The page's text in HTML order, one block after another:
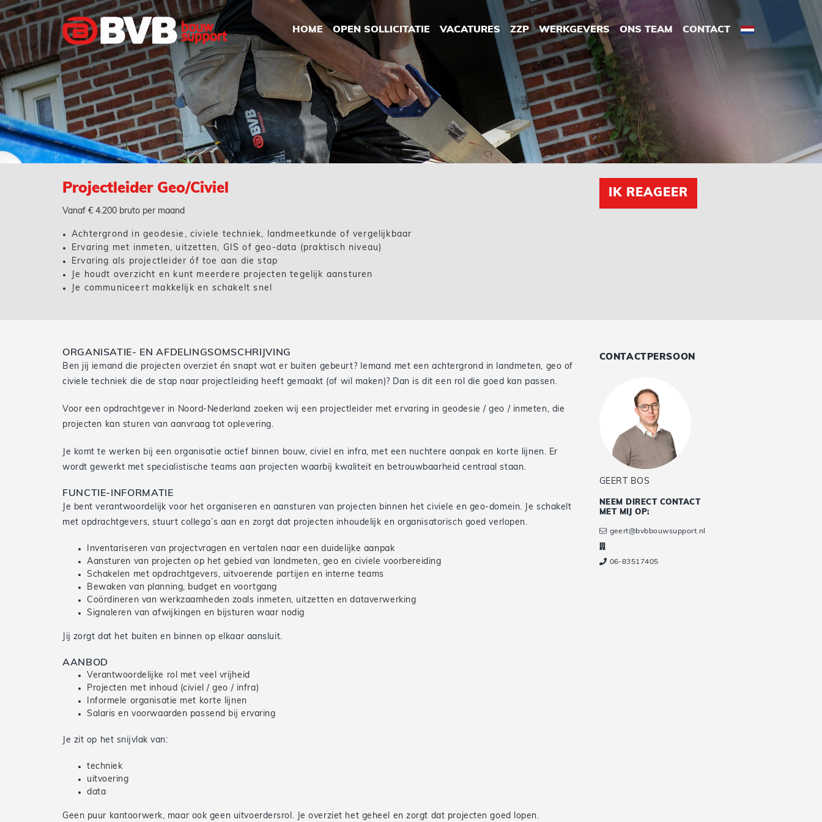
HOME OPEN SOLLICITATIE VACATURES ZZP WERKGEVERS ONS TEAM CONTACT
Projectleider Geo/Civiel
Vanaf € 4.200 bruto per maand
Achtergrond in geodesie, civiele techniek, landmeetkunde of vergelijkbaar
Ervaring met inmeten, uitzetten, GIS of geo-data (praktisch niveau)
Ervaring als projectleider óf toe aan die stap
Je houdt overzicht en kunt meerdere projecten tegelijk aansturen
Je communiceert makkelijk en schakelt snel
IK REAGEER
ORGANISATIE- EN AFDELINGSOMSCHRIJVING
Ben jij iemand die projecten overziet én snapt wat er buiten gebeurt? Iemand met een achtergrond in landmeten, geo of
civiele techniek die de stap naar projectleiding heeft gemaakt (of wil maken)? Dan is dit een rol die goed kan passen.
Voor een opdrachtgever in Noord-Nederland zoeken wij een projectleider met ervaring in geodesie / geo / inmeten, die
projecten kan sturen van aanvraag tot oplevering.
Je komt te werken bij een organisatie actief binnen bouw, civiel en infra, met een nuchtere aanpak en korte lijnen. Er
wordt gewerkt met specialistische teams aan projecten waarbij kwaliteit en betrouwbaarheid centraal staan.
FUNCTIE-INFORMATIE
Je bent verantwoordelijk voor het organiseren en aansturen van projecten binnen het civiele en geo-domein. Je schakelt
met opdrachtgevers, stuurt collega’s aan en zorgt dat projecten inhoudelijk en organisatorisch goed verlopen.
Inventariseren van projectvragen en vertalen naar een duidelijke aanpak
Aansturen van projecten op het gebied van landmeten, geo en civiele voorbereiding
Schakelen met opdrachtgevers, uitvoerende partijen en interne teams
Bewaken van planning, budget en voortgang
Coördineren van werkzaamheden zoals inmeten, uitzetten en dataverwerking
Signaleren van afwijkingen en bijsturen waar nodig
Jij zorgt dat het buiten en binnen op elkaar aansluit.
AANBOD
Verantwoordelijke rol met veel vrijheid
Projecten met inhoud (civiel / geo / infra)
Informele organisatie met korte lijnen
Salaris en voorwaarden passend bij ervaring
Je zit op het snijvlak van:
techniek
uitvoering
data
Geen puur kantoorwerk, maar ook geen uitvoerdersrol. Je overziet het geheel en zorgt dat projecten goed lopen.
CONTACTPERSOON
GEERT BOS
NEEM DIRECT CONTACT
MET MIJ OP:
geert@bvbbouwsupport.nl
06-83517405